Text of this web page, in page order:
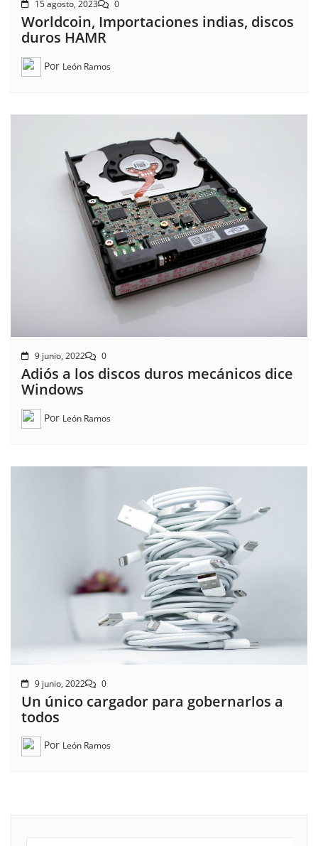
15 agosto, 2023 0
Worldcoin, Importaciones indias, discos
duros HAMR
Por León Ramos
9 junio, 2022 0
Adiós a los discos duros mecánicos dice
Windows
Por León Ramos
9 junio, 2022 0
Un único cargador para gobernarlos a
todos
Por León Ramos